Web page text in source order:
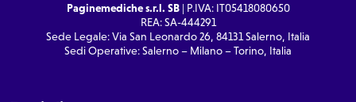
Paginemediche s.r.l. SB| P.IVA: IT05418080650
REA: SA-444291
Sede Legale: Via San Leonardo 26, 84131 Salerno, Italia
Sedi Operative: Salerno – Milano – Torino, Italia